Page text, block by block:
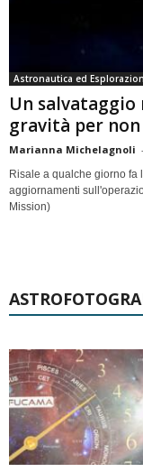
Astronautica ed
Un salvataggio
gravità per
Marianna Michelagnoli -
Risale a qualche giorno fa
aggiornamenti
Mission)